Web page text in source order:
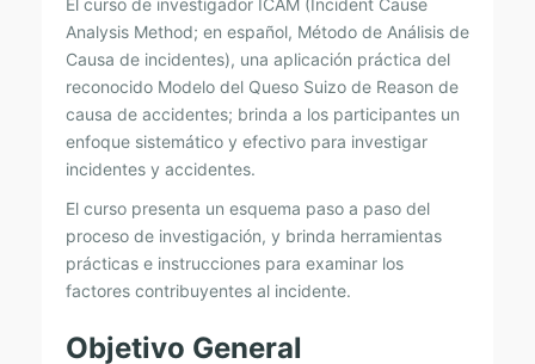
S
E
I
N
V
E
S
T
I
G
Analysis Method; en español, Método de Análisis de
Causa de incidentes), una aplicación práctica del
reconocido Modelo del Queso Suizo de Reason de
causa de accidentes; brinda a los participantes un
enfoque sistemático y efectivo para investigar
incidentes y accidentes.
El curso presenta un esquema paso a paso del
proceso de investigación, y brinda herramientas
prácticas e instrucciones para examinar los
factores contribuyentes al incidente.
Objetivo General